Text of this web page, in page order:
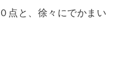
点と、徐々にでかまい